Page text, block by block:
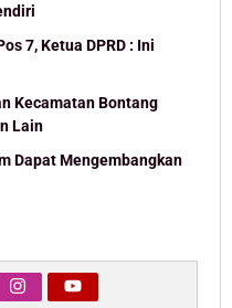
7, Ketua DPRD : Ini
Kecamatan Bontang
Lain
Dapat Mengembangkan